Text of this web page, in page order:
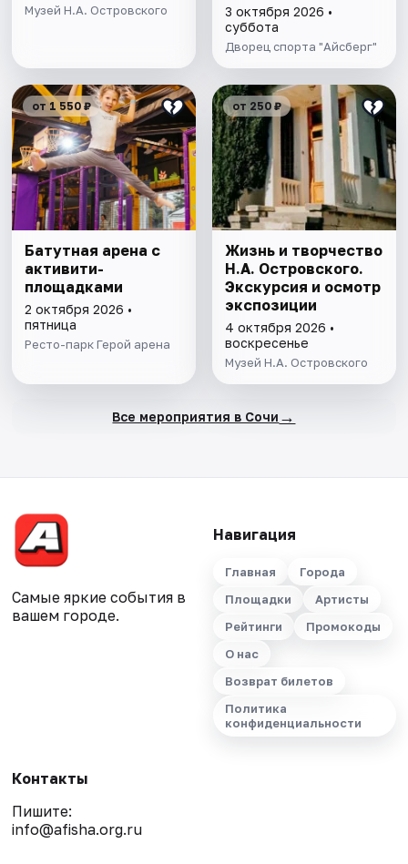
Музей Н.А. Островского
3 октября 2026 •
суббота
Дворец спорта "Айсберг"
от 1 550 ₽
Батутная арена с
активити-
площадками
2 октября 2026 •
пятница
Ресто-парк Герой арена
от 250 ₽
Жизнь и творчество
Н.А. Островского.
Экскурсия и осмотр
экспозиции
4 октября 2026 •
воскресенье
Музей Н.А. Островского
Все мероприятия в Сочи →
Самые яркие события в
вашем городе.
Навигация
Главная
Города
Площадки
Артисты
Рейтинги
Промокоды
О нас
Возврат билетов
Политика
конфиденциальности
Контакты
Пишите:
info@afisha.org.ru